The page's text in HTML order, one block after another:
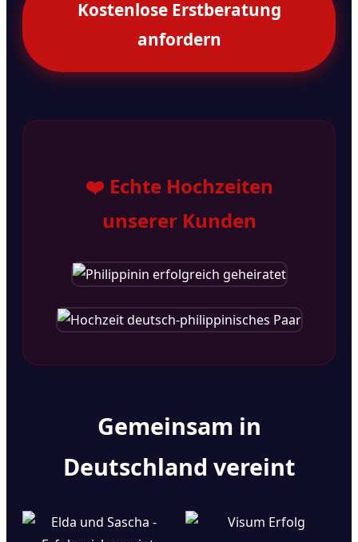
Kostenlose Erstberatung
anfordern
❤️ Echte Hochzeiten
unserer Kunden
Gemeinsam in
Deutschland vereint